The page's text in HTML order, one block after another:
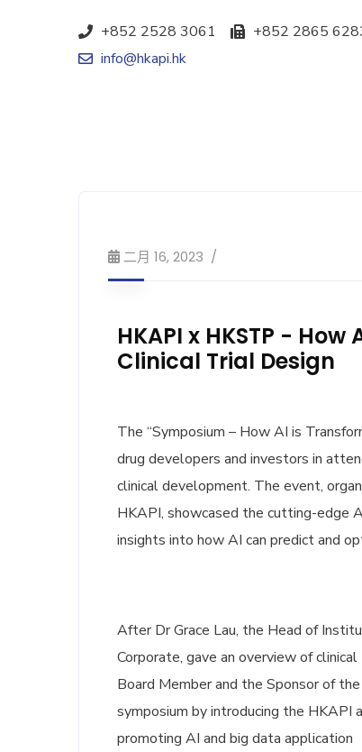
+852 2528 3061
+852 2865
info@hkapi.hk
二月 16, 2023
HKAPI x HKSTP -
Clinical Trial Design
The “Symposium – How AI is
drug developers and investors in
clinical development. The event,
HKAPI, showcased the cutting-edge
insights into how AI can predict and
After Dr Grace Lau, the Head of
Corporate, gave an overview of
Board Member and the Sponsor of
symposium by introducing the
promoting AI and big data application